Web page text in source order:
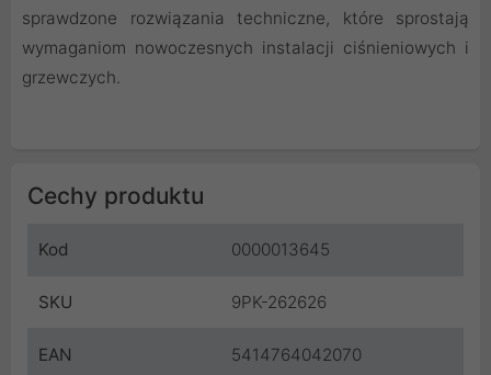
sprawdzone rozwiązania techniczne, które sprostają
wymaganiom nowoczesnych instalacji ciśnieniowych i
grzewczych.
Cechy produktu
Kod 0000013645
SKU 9PK-262626
EAN 5414764042070